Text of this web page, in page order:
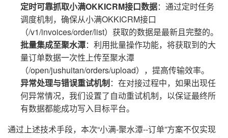
定时可靠抓取小满OKKICRM接口数据：通过定时任务
调度机制，确保从小满OKKICRM接口
（/v1/invoices/order/list）获取的数据是最新且完整的。
批量集成至聚水潭：利用批量操作功能，将获取到的大
量订单数据一次性上传至聚水潭
（/open/jushuitan/orders/upload），提高传输效率。
异常处理与错误重试机制：在对接过程中，如果出现任
何异常情况，我们设置了自动重试机制，以保证最终所
有数据都能成功写入目标平台。
通过上述技术手段，本次“小满-聚水潭--订单”方案不仅实现